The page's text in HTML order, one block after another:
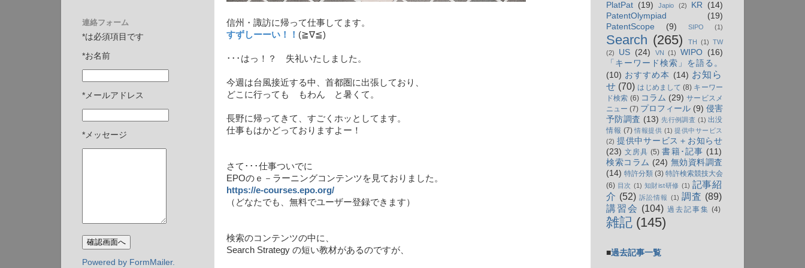
信州・諏訪に帰って仕事してます。
すずしーーい！！ (≧∇≦)
･･･はっ！？ 失礼いたしました。
今週は台風接近する中、首都圏に出張しており、
どこに行っても もわん と暑くて。
長野に帰ってきて、すごくホッとしてます。
仕事もはかどっておりますよー！
さて･･･仕事ついでに
EPOのｅ－ラーニングコンテンツを見ておりました。
https://e-courses.epo.org/
（どなたでも、無料でユーザー登録できます）
検索のコンテンツの中に、
Search Strategy の短い教材があるのですが、
連絡フォーム
*は必須項目です
*お名前
*メールアドレス
*メッセージ
Powered by FormMailer.
PlatPat (19) Japio (2) KR
(14)
PatentOlympiad
(19)
PatentScope
(9) SIPO (1)
Search (265) TH (1) TW
(2)
US (24) VN (1) WIPO (16)
「キーワード検索」を語る。
(10) おすすめ本 (14) お知ら
せ (70) はじめまして (8) キーワー
ド検索 (6) コラム (29) サービスメ
ニュー (7) プロフィール (9) 侵害
予防調査 (13) 先行例調査 (1) 出没
情報 (7) 情報提供 (1) 提供中サービス
(2) 提供中サービス＋お知らせ
(23) 文房具 (5) 書籍･記事 (11)
検索コラム (24) 無効資料調査
(14) 特許分類 (3) 特許検索競技大会
(6) 目次 (1) 知財ist研修 (1) 記事紹
介 (52) 訴訟情報 (1) 調査 (89)
講習会 (104) 過去記事集 (4)
雑記 (145)
■過去記事一覧